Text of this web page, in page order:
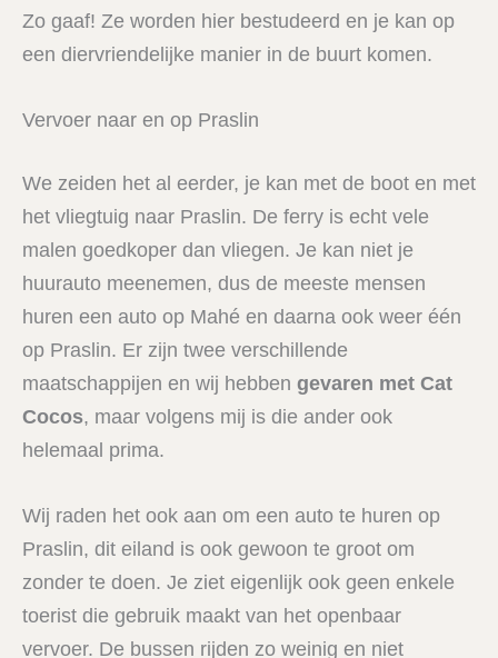
Zo gaaf! Ze worden hier bestudeerd en je kan op
een diervriendelijke manier in de buurt komen.
Vervoer naar en op Praslin
We zeiden het al eerder, je kan met de boot en met
het vliegtuig naar Praslin. De ferry is echt vele
malen goedkoper dan vliegen. Je kan niet je
huurauto meenemen, dus de meeste mensen
huren een auto op Mahé en daarna ook weer één
op Praslin. Er zijn twee verschillende
maatschappijen en wij hebben gevaren met Cat
Cocos, maar volgens mij is die ander ook
helemaal prima.
Wij raden het ook aan om een auto te huren op
Praslin, dit eiland is ook gewoon te groot om
zonder te doen. Je ziet eigenlijk ook geen enkele
toerist die gebruik maakt van het openbaar
vervoer. De bussen rijden zo weinig en niet